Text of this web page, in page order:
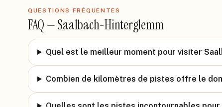
QUESTIONS FRÉQUENTES
FAQ —Saalbach-Hinterglemm
Quel est le meilleur moment pour visiter
Combien de kilomètres de pistes offre le